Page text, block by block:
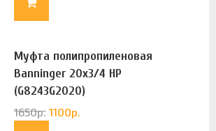
Муфта полипропиленовая
Banninger 20х3/4 НР
(G8243G2020)
1650р. 1100р.